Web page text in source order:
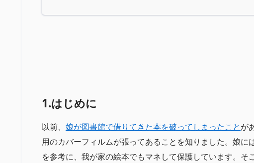
1.はじめに
以前、 娘が図書館で借りてきた本を破ってしまったことが
用のカバーフィルムが張ってあることを知りました。娘
を参考に、我が家の絵本でもマネして保護しています。